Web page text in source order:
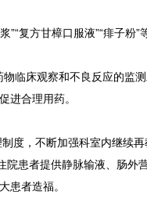
复方甘樟口服液”“痱子粉
临床观察和不良反应的监
进合理用药。
度，不断加强科室内继续
患者提供静脉输液、肠外
患者造福。